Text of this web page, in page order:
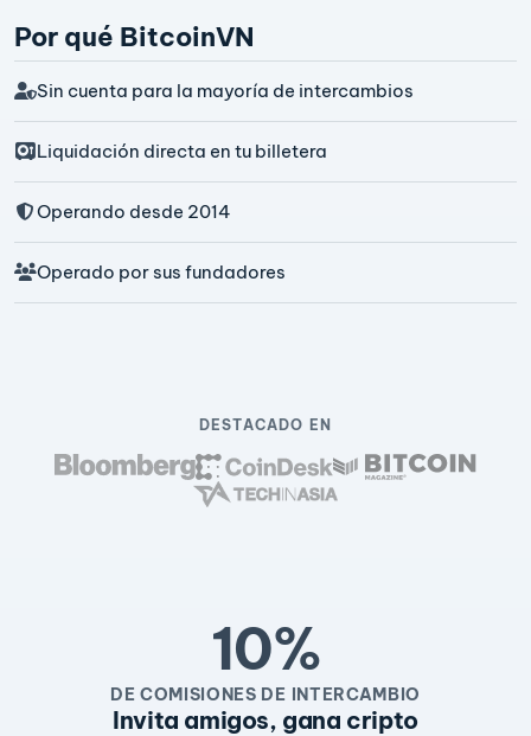
Por qué BitcoinVN
Sin cuenta para la mayoría de intercambios
Liquidación directa en tu billetera
Operando desde 2014
Operado por sus fundadores
DESTACADO EN
10%
DE COMISIONES DE INTERCAMBIO
Invita amigos, gana cripto